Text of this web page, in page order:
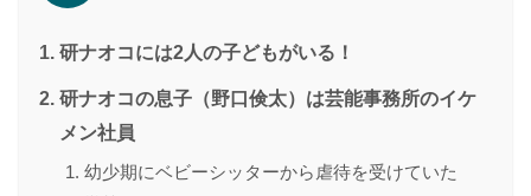
研ナオコには2人の子どもがいる！
研ナオコの息子（野口倹太）は芸能事務所のイケ
メン社員
幼少期にベビーシッターから虐待を受けていた